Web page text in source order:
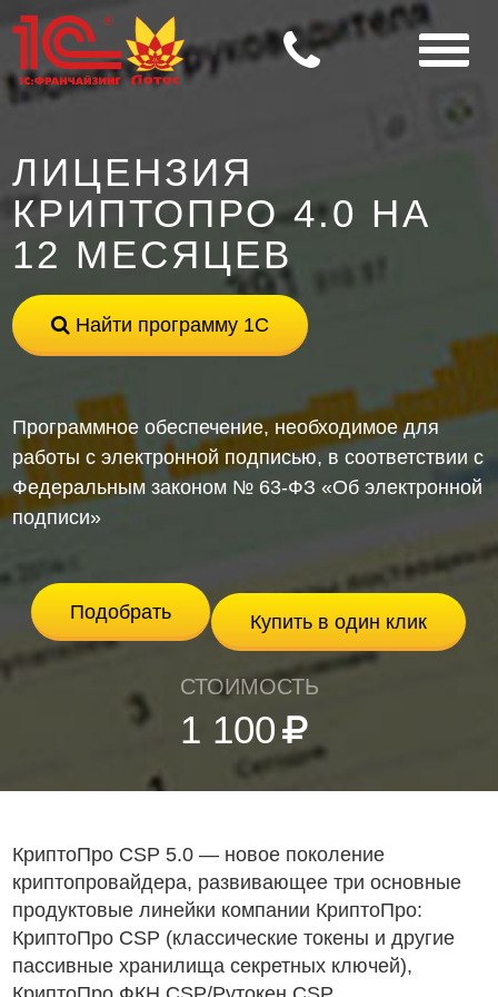
ЛИЦЕНЗИЯ
КРИПТОПРО 4.0 НА
12 МЕСЯЦЕВ
Найти программу 1С
Программное обеспечение, необходимое для
работы с электронной подписью, в соответствии с
Федеральным законом № 63-ФЗ «Об электронной
подписи»
Подобрать Купить в один клик
СТОИМОСТЬ
1 100
КриптоПро CSP 5.0 — новое поколение
криптопровайдера, развивающее три основные
продуктовые линейки компании КриптоПро:
КриптоПро CSP (классические токены и другие
пассивные хранилища секретных ключей),